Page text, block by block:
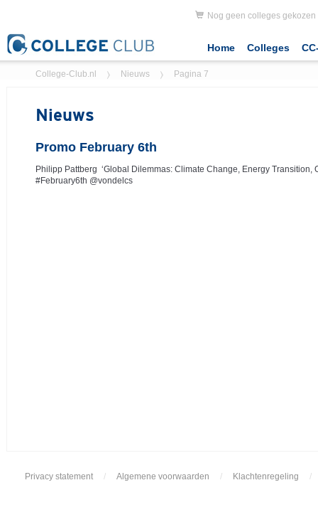
Nog geen colleges gekozen
Home Colleges
College-Club.nl Nieuws Pagina 7
Nieuws
Promo February 6th
Philipp Pattberg ‘Global Dilemmas: Climate Change, Energy Transition,
#February6th @vondelcs
Privacy statement / Algemene voorwaarden / Klachtenregeling /